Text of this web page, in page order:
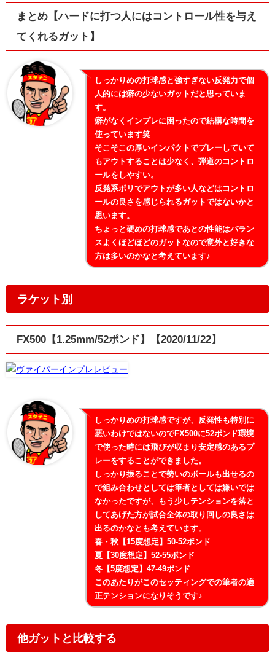
まとめ【ハードに打つ人にはコントロール性を与え
てくれるガット】
しっかりめの打球感と強すぎない反発力で個
人的には癖の少ないガットだと思っていま
す。
癖がなくインプレに困ったので結構な時間を
使っています笑
そこそこの厚いインパクトでプレーしていて
もアウトすることは少なく、弾道のコントロ
ールをしやすい。
反発系ポリでアウトが多い人などはコントロ
ールの良さを感じられるガットではないかと
思います。
ちょっと硬めの打球感であとの性能はバラン
スよくほどほどのガットなので意外と好きな
方は多いのかなと考えています♪
ラケット別
FX500【1.25mm/52ポンド】【2020/11/22】
しっかりめの打球感ですが、反発性も特別に
悪いわけではないのでFX500に52ポンド環境
で使った時には飛びが収まり安定感のあるプ
レーをすることができました。
しっかり振ることで勢いのボールも出せるの
で組み合わせとしては筆者としては嫌いでは
なかったですが、もう少しテンションを落と
してあげた方が試合全体の取り回しの良さは
出るのかなとも考えています。
春・秋【15度想定】50-52ポンド
夏【30度想定】52-55ポンド
冬【5度想定】47-49ポンド
このあたりがこのセッティングでの筆者の適
正テンションになりそうです♪
他ガットと比較する